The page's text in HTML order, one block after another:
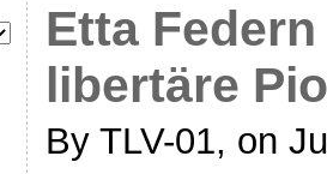
Etta
libertäre
By TLV-01, on